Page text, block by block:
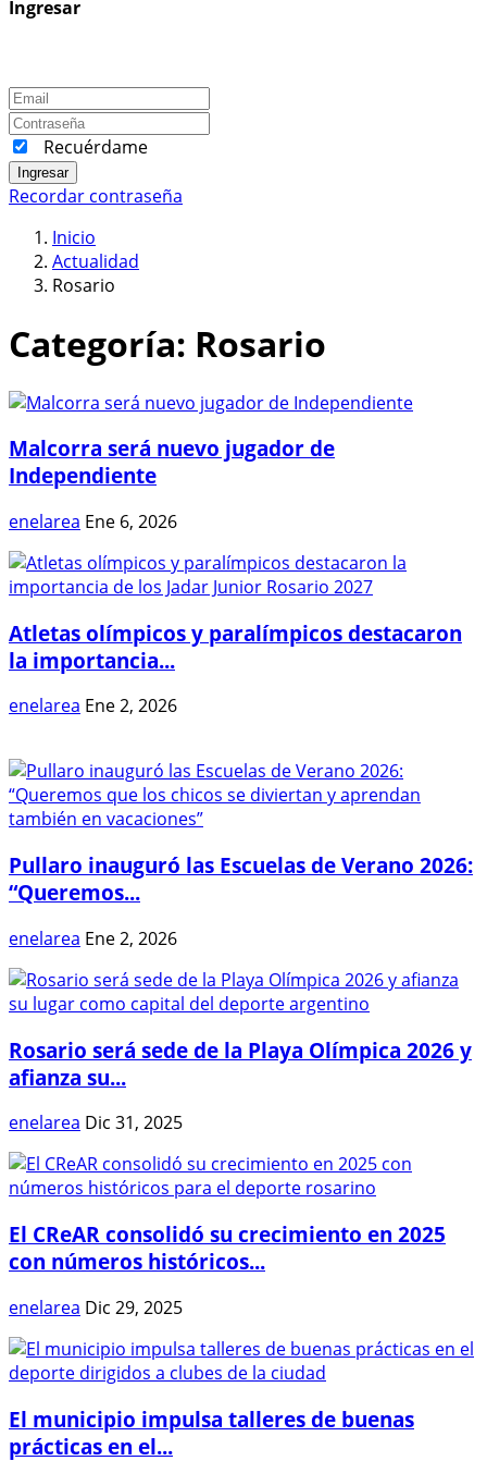
Ingresar
Recuérdame
Ingresar
Recordar contraseña
Inicio
Actualidad
Rosario
Categoría: Rosario
Malcorra será nuevo jugador de
Independiente
enelarea Ene 6, 2026
Atletas olímpicos y paralímpicos destacaron
la importancia...
enelarea Ene 2, 2026
Pullaro inauguró las Escuelas de Verano 2026:
“Queremos...
enelarea Ene 2, 2026
Rosario será sede de la Playa Olímpica 2026 y
afianza su...
enelarea Dic 31, 2025
El CReAR consolidó su crecimiento en 2025
con números históricos...
enelarea Dic 29, 2025
El municipio impulsa talleres de buenas
prácticas en el...